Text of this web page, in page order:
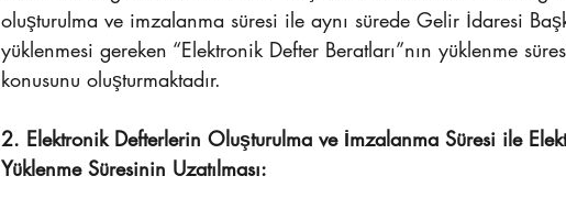
oluşturulma ve imzalanma süresi ile aynı sürede Gelir İdaresi
yüklenmesi gereken “Elektronik Defter Beratları”nın yüklenme
konusunu oluşturmaktadır.
2. Elektronik Defterlerin Oluşturulma ve İmzalanma Süresi ile
Yüklenme Süresinin Uzatılması: